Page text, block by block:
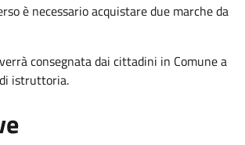
è necessario acquistare due marche da
consegnata dai cittadini in Comune a
istruttoria.